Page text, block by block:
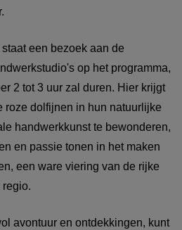
een bezoek aan de
op het programma,
2 tot 3 uur zal duren. Hier krijgt
roze dolfijnen in hun natuurlijke
handwerkkunst te bewonderen,
en passie tonen in het maken
een ware viering van de rijke
avontuur en ontdekkingen, kunt